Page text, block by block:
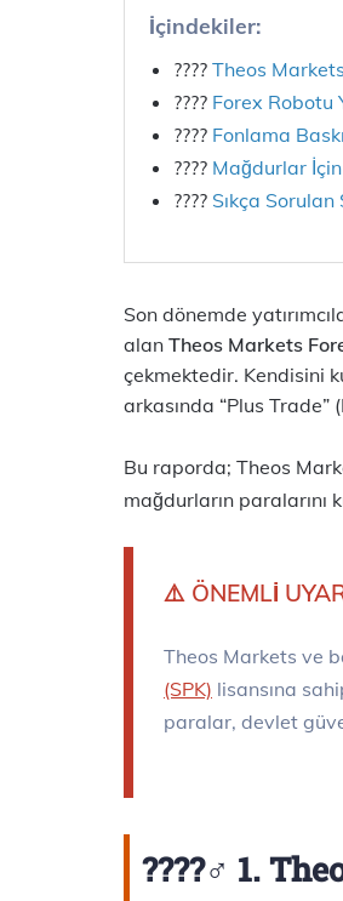
İçindekiler:
???? Theos
???? Forex Robotu
???? Fonlama
???? Mağdurlar İçin
???? Sıkça Sorulan
Son dönemde
alan Theos Markets
çekmektedir. Kendisini
arkasında “Plus
Bu raporda; Theos
mağdurların paralarını
⚠️ ÖNEMLİ
Theos Markets ve
(SPK) lisansına
paralar, devlet
????️‍♂️ 1.